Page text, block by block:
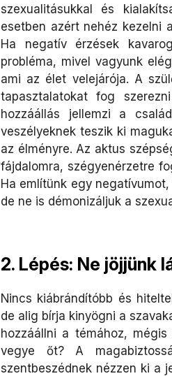
szexualitásukkal és
esetben azért nehéz kezelni
Ha negatív érzések
probléma, mivel vagyunk
ami az élet velejárója. A
tapasztalatokat fog
hozzáállás jellemzi a
veszélyeknek teszik ki
az élményre. Az aktus
fájdalomra, szégyenérzetre
Ha említünk egy
de ne is démonizáljuk a
2. Lépés: Ne jöjjünk
Nincs kiábrándítóbb és
de alig bírja kinyögni a
hozzáállni a témához,
vegye őt? A
szentbeszédnek nézzen ki a